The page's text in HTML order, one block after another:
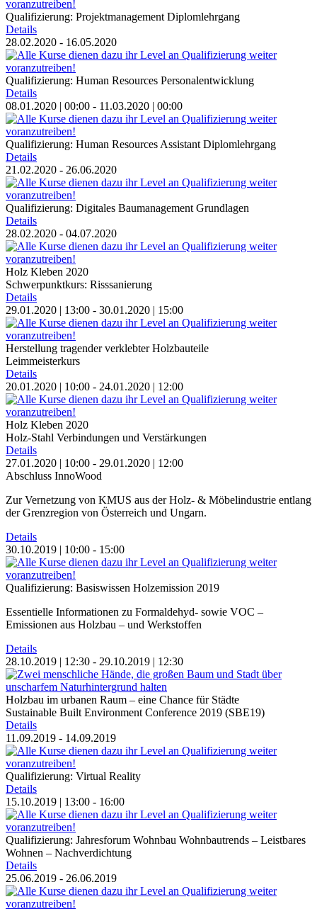
Qualifizierung: Projektmanagement Diplomlehrgang
Details
28.02.2020 - 16.05.2020
Qualifizierung: Human Resources Personalentwicklung
Details
08.01.2020 | 00:00 - 11.03.2020 | 00:00
Qualifizierung: Human Resources Assistant Diplomlehrgang
Details
21.02.2020 - 26.06.2020
Qualifizierung: Digitales Baumanagement Grundlagen
Details
28.02.2020 - 04.07.2020
Holz Kleben 2020
Schwerpunktkurs: Risssanierung
Details
29.01.2020 | 13:00 - 30.01.2020 | 15:00
Herstellung tragender verklebter Holzbauteile
Leimmeisterkurs
Details
20.01.2020 | 10:00 - 24.01.2020 | 12:00
Holz Kleben 2020
Holz-Stahl Verbindungen und Verstärkungen
Details
27.01.2020 | 10:00 - 29.01.2020 | 12:00
Abschluss InnoWood
Zur Vernetzung von KMUS aus der Holz- & Möbelindustrie entlang
der Grenzregion von Österreich und Ungarn.
Details
30.10.2019 | 10:00 - 15:00
Qualifizierung: Basiswissen Holzemission 2019
Essentielle Informationen zu Formaldehyd- sowie VOC –
Emissionen aus Holzbau – und Werkstoffen
Details
28.10.2019 | 12:30 - 29.10.2019 | 12:30
Holzbau im urbanen Raum – eine Chance für Städte
Sustainable Built Environment Conference 2019 (SBE19)
Details
11.09.2019 - 14.09.2019
Qualifizierung: Virtual Reality
Details
15.10.2019 | 13:00 - 16:00
Qualifizierung: Jahresforum Wohnbau Wohnbautrends – Leistbares
Wohnen – Nachverdichtung
Details
25.06.2019 - 26.06.2019